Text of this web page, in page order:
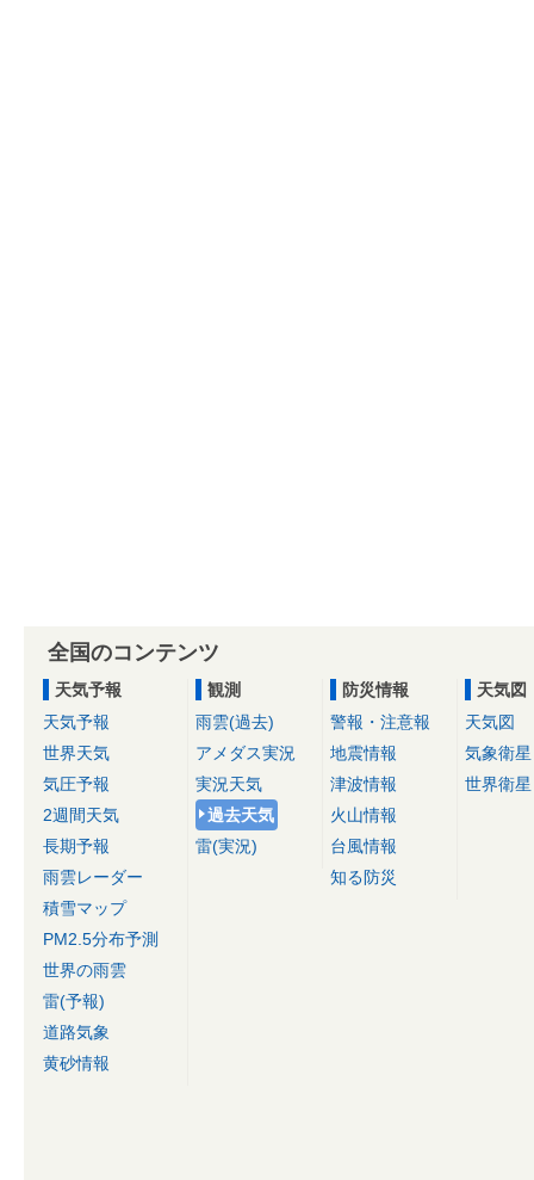
全国のコンテンツ
天気予報
天気予報
世界天気
気圧予報
2週間天気
長期予報
雨雲レーダー
積雪マップ
PM2.5分布予測
世界の雨雲
雷(予報)
道路気象
黄砂情報
観測
雨雲(過去)
アメダス実況
実況天気
過去天気
雷(実況)
防災情報
警報・注意報
地震情報
津波情報
火山情報
台風情報
知る防災
天気図
天気図
気象衛星
世界衛星